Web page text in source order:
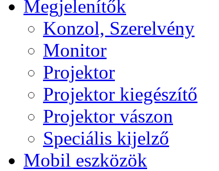
Megjelenítők
Konzol, Szerelvény
Monitor
Projektor
Projektor kiegészítő
Projektor vászon
Speciális kijelző
Mobil eszközök